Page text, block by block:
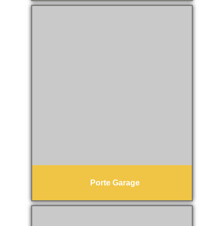
Porte Garage